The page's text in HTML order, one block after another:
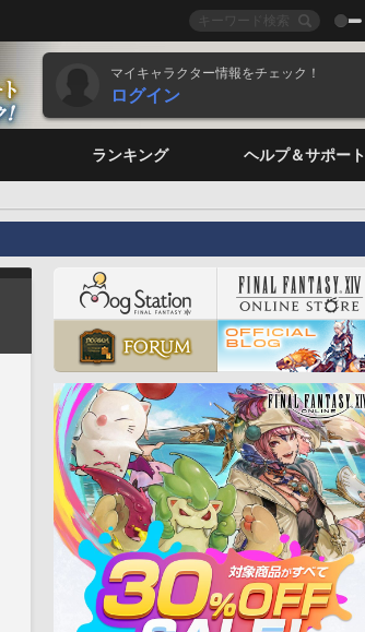
マイキャラクター情報をチェック！
ログイン
ランキング ヘルプ＆サポート